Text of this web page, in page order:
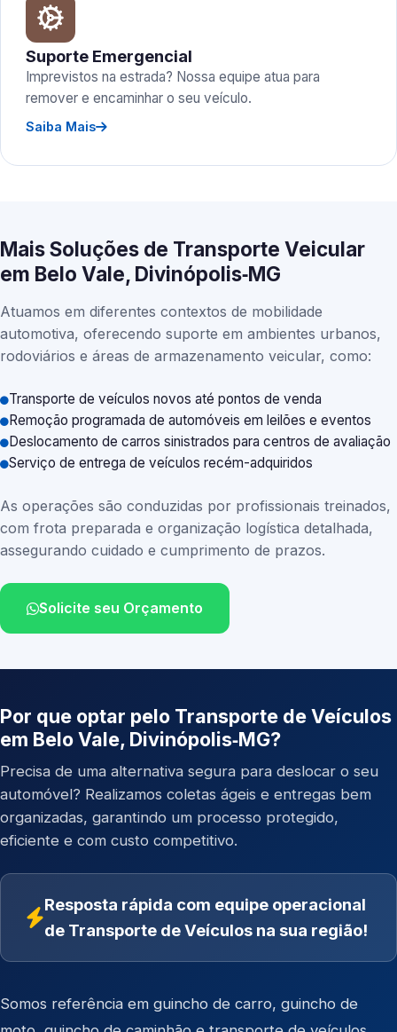
Suporte Emergencial
Imprevistos na estrada? Nossa equipe atua para
remover e encaminhar o seu veículo.
Saiba Mais
Mais Soluções de Transporte Veicular
em Belo Vale, Divinópolis‑MG
Atuamos em diferentes contextos de mobilidade
automotiva, oferecendo suporte em ambientes urbanos,
rodoviários e áreas de armazenamento veicular, como:
Transporte de veículos novos até pontos de venda
Remoção programada de automóveis em leilões e eventos
Deslocamento de carros sinistrados para centros de avaliação
Serviço de entrega de veículos recém-adquiridos
As operações são conduzidas por profissionais treinados,
com frota preparada e organização logística detalhada,
assegurando cuidado e cumprimento de prazos.
Solicite seu Orçamento
Por que optar pelo Transporte de Veículos
em Belo Vale, Divinópolis‑MG?
Precisa de uma alternativa segura para deslocar o seu
automóvel? Realizamos coletas ágeis e entregas bem
organizadas, garantindo um processo protegido,
eficiente e com custo competitivo.
Resposta rápida com equipe operacional
de Transporte de Veículos na sua região!
Somos referência em guincho de carro, guincho de